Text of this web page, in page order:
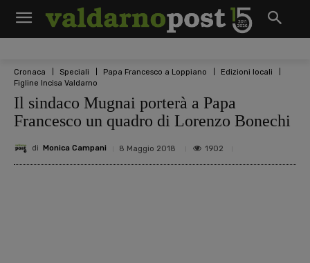
Cronaca Speciali Papa Francesco a Loppiano
Edizioni locali
Figline Incisa Valdarno
Il sindaco Mugnai porterà a Papa
Francesco un quadro di Lorenzo Bonechi
di Monica Campani 8 Maggio 2018 1902